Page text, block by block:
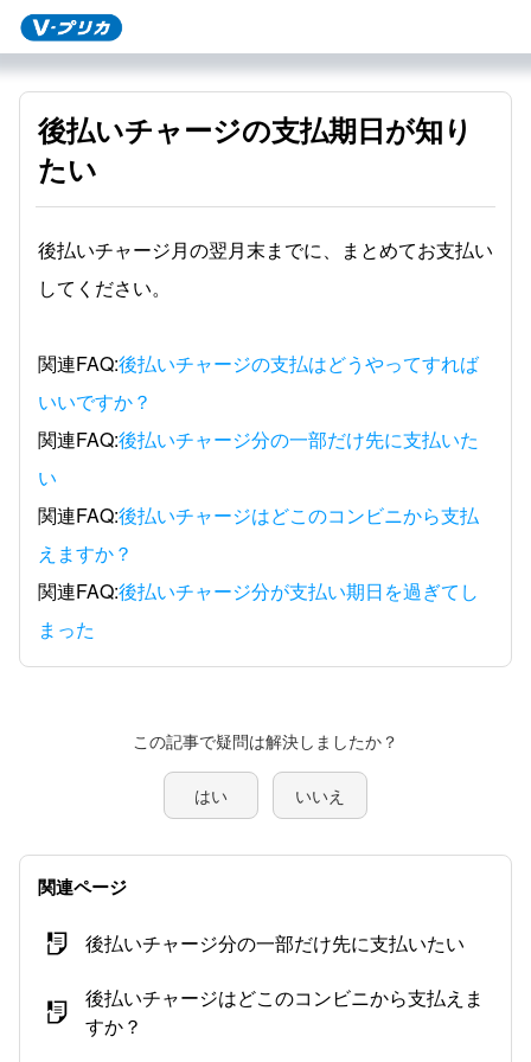
後払いチャージの支払期日が知り
たい
後払いチャージ月の翌月末までに、まとめてお支払い
してください。
関連FAQ:後払いチャージの支払はどうやってすれば
いいですか？
関連FAQ:後払いチャージ分の一部だけ先に支払いた
い
関連FAQ:後払いチャージはどこのコンビニから支払
えますか？
関連FAQ:後払いチャージ分が支払い期日を過ぎてし
まった
この記事で疑問は解決しましたか？
はい いいえ
関連ページ
後払いチャージ分の一部だけ先に支払いたい
後払いチャージはどこのコンビニから支払えま
すか？